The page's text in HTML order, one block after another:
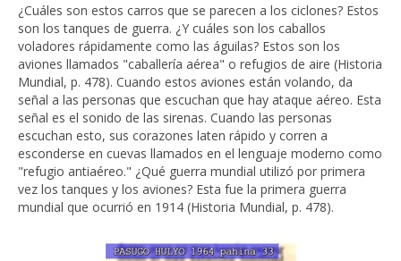
¿Cuáles son estos carros que se parecen a los ciclones? Estos
son los tanques de guerra. ¿Y cuáles son los caballos
voladores rápidamente como las águilas? Estos son los
aviones llamados "caballería aérea" o refugios de aire (Historia
Mundial, p. 478). Cuando estos aviones están volando, da
señal a las personas que escuchan que hay ataque aéreo. Esta
señal es el sonido de las sirenas. Cuando las personas
escuchan esto, sus corazones laten rápido y corren a
esconderse en cuevas llamados en el lenguaje moderno como
"refugio antiaéreo." ¿Qué guerra mundial utilizó por primera
vez los tanques y los aviones? Esta fue la primera guerra
mundial que ocurrió en 1914 (Historia Mundial, p. 478).